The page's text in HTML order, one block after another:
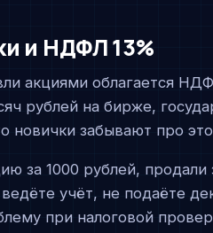
и НДФЛ 13%
акциями облагается
рублей на бирже,
новички забывают про
за 1000 рублей,
учёт, не подаёте
при налоговой